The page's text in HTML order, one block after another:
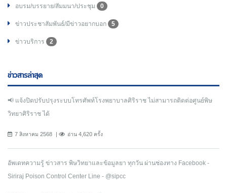
อบรม/บรรยาย/สัมมนา/ประชุม 0
ข่าวประชาสัมพันธ์/มีข่าวอยากบอก 5
ข่าวบริการ 2
ข่าวสารล่าสุด
📢 แจ้งปิดปรับปรุงระบบโทรศัพท์โรงพยาบาลศิริราช ไม่สามารถติดต่อศูนย์พิษ
วิทยาศิริราช ได้
7 สิงหาคม 2568 อ่าน 4,620 ครั้ง
อัพเดทความรู้ ข่าวสาร พิษวิทยาและข้อมูลยา ทุกวัน ผ่านช่องทาง Facebook -
Siriraj Poison Control Center Line - @sipcc